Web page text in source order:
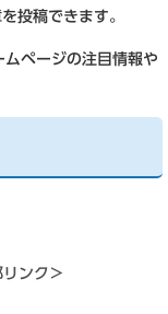
投稿できます。
ページの注目情報や
リンク＞